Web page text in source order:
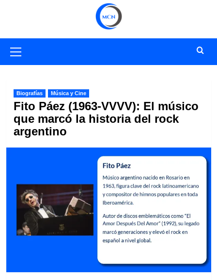
primario
Biografías Música y Cine
Fito Páez (1963-VVVV): El músico
que marcó la historia del rock
argentino